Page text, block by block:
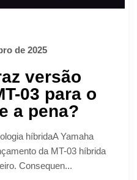
de 2025
versão
03 para o
a pena?
híbridaA Yamaha
da MT-03 híbrida
Consequen...